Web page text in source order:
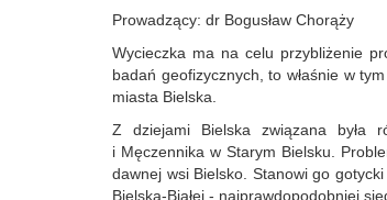
Prowadzący: dr Bogusław Chorąży
Wycieczka ma na celu przybliżenie
badań geofizycznych, to właśnie w
miasta Bielska.
Z dziejami Bielska związana była
i Męczennika w Starym Bielsku.
dawnej wsi Bielsko. Stanowi go
Bielska-Białej - najprawdopodobniej